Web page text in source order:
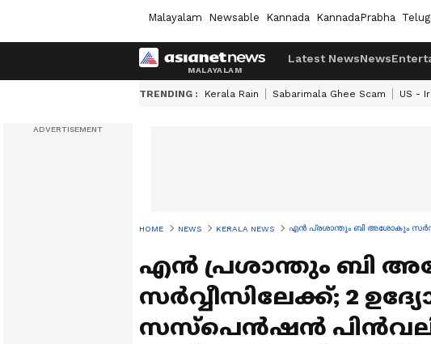
Malayalam Newsable Kannada KannadaPrabha
Latest NewsNews
TRENDING : Kerala Rain Sabarimala Ghee Scam US -
HOME NEWS KERALA NEWS എൻ പ്രശാന്തും ബി അശോകും
എൻ പ്രശാന്തും ബി
സര്‍വ്വീസിലേക്ക്; 2
സസ്പെന്‍ഷൻ